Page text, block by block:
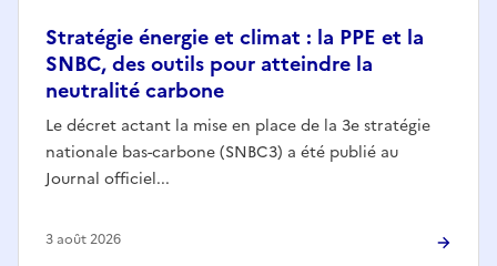
Stratégie énergie et climat : la PPE et la
SNBC, des outils pour atteindre la
neutralité carbone
Le décret actant la mise en place de la 3e stratégie
nationale bas-carbone (SNBC3) a été publié au
Journal officiel...
3 août 2026